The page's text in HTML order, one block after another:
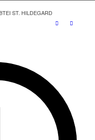
ST. HILDEGARD